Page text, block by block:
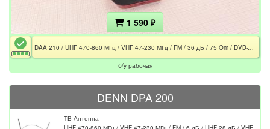
1 590 ₽
DAA 210 / UHF 470-860 МГц / VHF 47-230 МГц / FM / 36 дБ / 75 Om / DVB-T / DVB-T2
б/у рабочая
DENN DPA 200
ТВ Антенна